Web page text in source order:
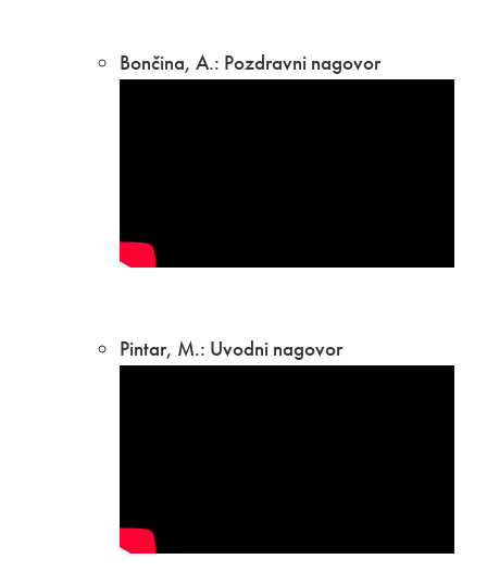
Bončina, A.: Pozdravni nagovor
Pintar, M.: Uvodni nagovor